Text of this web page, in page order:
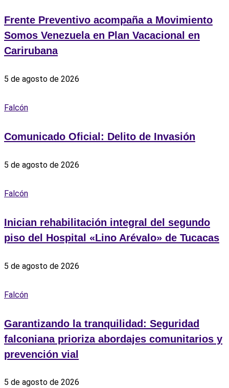
Frente Preventivo acompaña a Movimiento
Somos Venezuela en Plan Vacacional en
Carirubana
5 de agosto de 2026
Falcón
Comunicado Oficial: Delito de Invasión
5 de agosto de 2026
Falcón
Inician rehabilitación integral del segundo
piso del Hospital «Lino Arévalo» de Tucacas
5 de agosto de 2026
Falcón
Garantizando la tranquilidad: Seguridad
falconiana prioriza abordajes comunitarios y
prevención vial
5 de agosto de 2026